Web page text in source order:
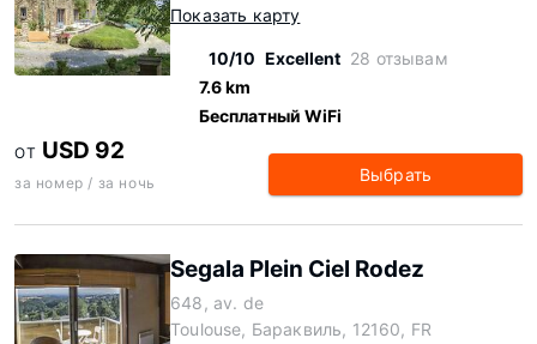
Показать карту
10/10 Excellent 28 отзывам
7.6 km
Бесплатный WiFi
ОТ USD 92
за номер / за ночь Выбрать
Segala Plein Ciel Rodez
648, av. de
Toulouse, Бараквиль, 12160, FR